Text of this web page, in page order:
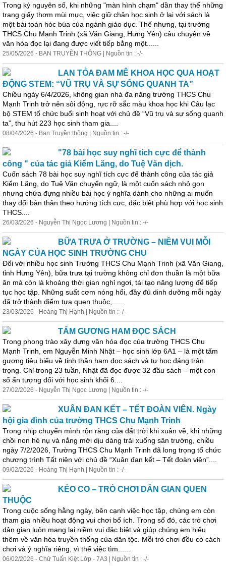
Trong kỷ nguyên số, khi những "màn hình chạm" dần thay thế những
trang giấy thơm mùi mực, việc giữ chân học sinh ở lại với sách là
một bài toán hóc búa của ngành giáo dục. Thế nhưng, tại trường
THCS Chu Mạnh Trinh (xã Văn Giang, Hưng Yên) câu chuyện về
văn hóa đọc lại đang được viết tiếp bằng một......
25/05/2026 - BAN TRUYỀN THÔNG | Nguồn tin : -/-
LAN TỎA ĐAM MÊ KHOA HỌC QUA HOẠT
ĐỘNG STEM: “VŨ TRỤ VÀ SỰ SỐNG QUANH TA”
Chiều ngày 6/4/2026, không gian nhà đa năng trường THCS Chu
Mạnh Trinh trở nên sôi động, rực rỡ sắc màu khoa học khi Câu lạc
bộ STEM tổ chức buổi sinh hoạt với chủ đề “Vũ trụ và sự sống quanh
ta”, thu hút 223 học sinh tham gia....
08/04/2026 - Ban Truyền thông | Nguồn tin : -/-
"78 bài học suy nghĩ tích cực để thành
công " của tác giả Kiểm Lăng, do Tuệ Văn dịch.
Cuốn sách 78 bài học suy nghĩ tích cực để thành công của tác giả
Kiểm Lăng, do Tuệ Văn chuyển ngữ, là một cuốn sách nhỏ gọn
nhưng chứa đựng nhiều bài học ý nghĩa dành cho những ai muốn
thay đổi bản thân theo hướng tích cực, đặc biệt phù hợp với học sinh
THCS....
26/03/2026 - Nguyễn Thị Ngọc Lương | Nguồn tin : -/-
BỮA TRƯA Ở TRƯỜNG – NIỀM VUI MỖI
NGÀY CỦA HỌC SINH TRƯỜNG CHU
Đối với nhiều học sinh Trường THCS Chu Mạnh Trinh (xã Văn Giang,
tỉnh Hưng Yên), bữa trưa tại trường không chỉ đơn thuần là một bữa
ăn mà còn là khoảng thời gian nghỉ ngơi, tái tạo năng lượng để tiếp
tục học tập. Những suất cơm nóng hổi, đầy đủ dinh dưỡng mỗi ngày
đã trở thành điểm tựa quen thuộc,......
23/03/2026 - Hoàng Thị Hạnh | Nguồn tin : -/-
TẤM GƯƠNG HAM ĐỌC SÁCH
Trong phong trào xây dựng văn hóa đọc của trường THCS Chu
Mạnh Trinh, em Nguyễn Minh Nhật – học sinh lớp 6A1 – là một tấm
gương tiêu biểu về tinh thần ham đọc sách và tự học đáng trân
trọng. Chỉ trong 23 tuần, Nhật đã đọc được 32 đầu sách – một con
số ấn tượng đối với học sinh khối 6....
27/02/2026 - Nguyễn Thị Ngọc Lương | Nguồn tin : -/-
XUÂN ĐAN KẾT – TẾT ĐOÀN VIÊN. Ngày
hội gia đình của trường THCS Chu Mạnh Trinh
Trong nhịp chuyển mình rộn ràng của đất trời khi xuân về, khi những
chồi non hé nụ và nắng mới dịu dàng trải xuống sân trường, chiều
ngày 7/2/2026, Trường THCS Chu Mạnh Trinh đã long trọng tổ chức
chương trình Tất niên với chủ đề “Xuân đan kết – Tết đoàn viên”....
09/02/2026 - Hoàng Thị Hạnh | Nguồn tin : -/-
KÉO CO – TRÒ CHƠI DÂN GIAN QUEN
THUỘC
Trong cuộc sống hằng ngày, bên cạnh việc học tập, chúng em còn
tham gia nhiều hoạt động vui chơi bổ ích. Trong số đó, các trò chơi
dân gian luôn mang lại niềm vui đặc biệt và giúp chúng em hiểu
thêm về văn hóa truyền thống của dân tộc. Mỗi trò chơi đều có cách
chơi và ý nghĩa riêng, vì thế việc tìm......
06/02/2026 - Chử Tuấn Kiệt Lớp - 7A3 | Nguồn tin : -/-